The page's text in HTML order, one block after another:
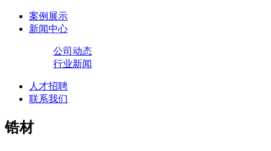
案例展示
新闻中心
公司动态
行业新闻
人才招聘
联系我们
锆材